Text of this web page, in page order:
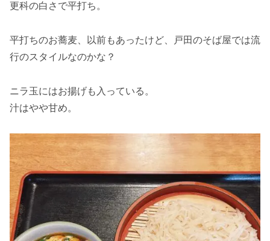
更科の白さで平打ち。
平打ちのお蕎麦、以前もあったけど、戸田のそば屋では流
行のスタイルなのかな？
ニラ玉にはお揚げも入っている。
汁はやや甘め。